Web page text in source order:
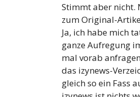
Stimmt aber nicht.
zum Original-
Ja, ich habe mich
ganze Aufregung
mal vorab
das izynews-
gleich so ein Fass